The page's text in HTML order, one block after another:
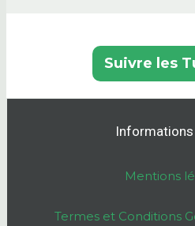
Suivre les
Mentions
Termes et Conditions